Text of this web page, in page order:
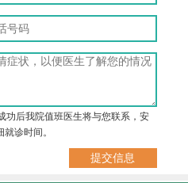
功后我院值班医生将与您联系，安
诊时间。